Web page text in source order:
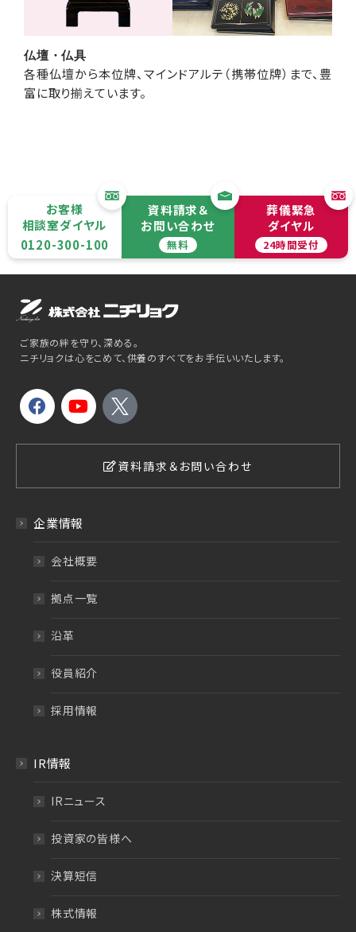
仏壇・仏具
各種仏壇から本位牌、マインドアルテ（携帯位牌）まで、豊
富に取り揃えています。
お客様
相談室ダイヤル
0120-300-100
資料請求＆
お問い合わせ
無料
葬儀緊急
ダイヤル
24時間受付
ご家族の絆を守り、深める。
ニチリョクは心をこめて、供養のすべてをお手伝いいたします。
資料請求＆お問い合わせ
企業情報
会社概要
拠点一覧
沿革
役員紹介
採用情報
IR情報
IRニュース
投資家の皆様へ
決算短信
株式情報